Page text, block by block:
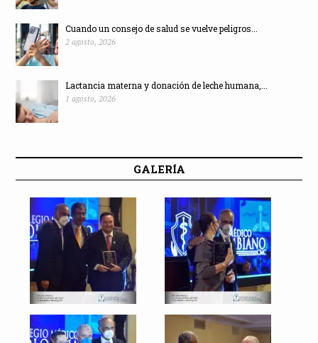
Cuando un consejo de salud se vuelve peligros...
2 agosto, 2026
Lactancia materna y donación de leche humana,...
1 agosto, 2026
GALERÍA